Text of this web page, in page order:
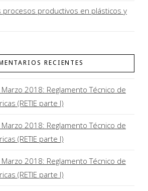
procesos productivos en plásticos y
RECIENTES
2018: Reglamento Técnico de
(RETIE parte I)
2018: Reglamento Técnico de
(RETIE parte I)
2018: Reglamento Técnico de
(RETIE parte I)